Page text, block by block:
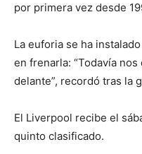
por primera vez desde
La euforia se ha
en frenarla: “Todavía
delante”, recordó tras la
El Liverpool recibe el
quinto clasificado.